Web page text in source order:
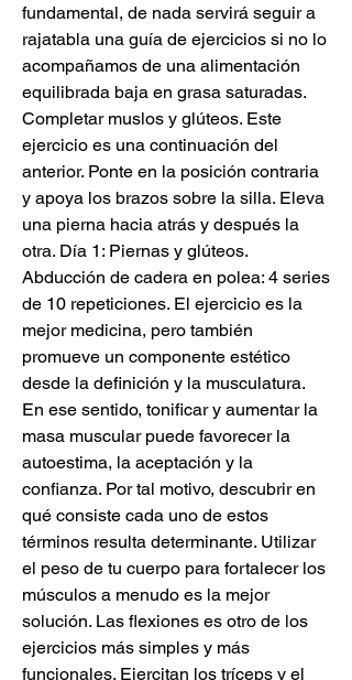
fundamental, de nada servirá seguir a
rajatabla una guía de ejercicios si no lo
acompañamos de una alimentación
equilibrada baja en grasa saturadas.
Completar muslos y glúteos. Este
ejercicio es una continuación del
anterior. Ponte en la posición contraria
y apoya los brazos sobre la silla. Eleva
una pierna hacia atrás y después la
otra. Día 1: Piernas y glúteos.
Abducción de cadera en polea: 4 series
de 10 repeticiones. El ejercicio es la
mejor medicina, pero también
promueve un componente estético
desde la definición y la musculatura.
En ese sentido, tonificar y aumentar la
masa muscular puede favorecer la
autoestima, la aceptación y la
confianza. Por tal motivo, descubrir en
qué consiste cada uno de estos
términos resulta determinante. Utilizar
el peso de tu cuerpo para fortalecer los
músculos a menudo es la mejor
solución. Las flexiones es otro de los
ejercicios más simples y más
funcionales. Ejercitan los tríceps y el